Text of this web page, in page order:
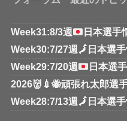
Week31:8/3週 日本選手
Week30:7/27週🗾 日本選
Week29:7/20週
日本選
2026👹💉🐝頑張れ太郎選
Week28:7/13週🗾 日本選